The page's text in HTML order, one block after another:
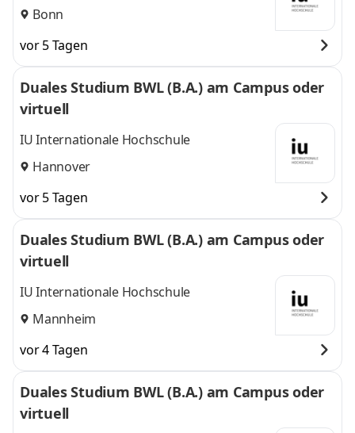
Bonn
vor 5 Tagen
Duales Studium BWL (B.A.) am Campus oder
virtuell
IU Internationale Hochschule
Hannover
vor 5 Tagen
Duales Studium BWL (B.A.) am Campus oder
virtuell
IU Internationale Hochschule
Mannheim
vor 4 Tagen
Duales Studium BWL (B.A.) am Campus oder
virtuell